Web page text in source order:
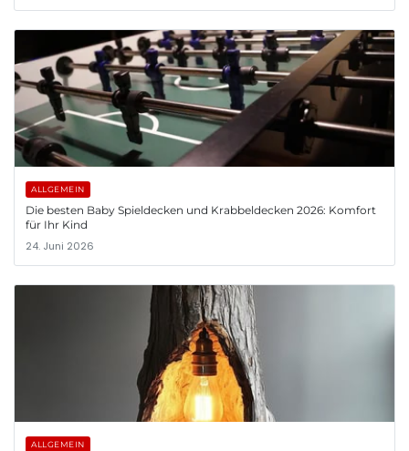
ALLGEMEIN
Die besten Baby Spieldecken und Krabbeldecken 2026: Komfort
für Ihr Kind
24. Juni 2026
ALLGEMEIN